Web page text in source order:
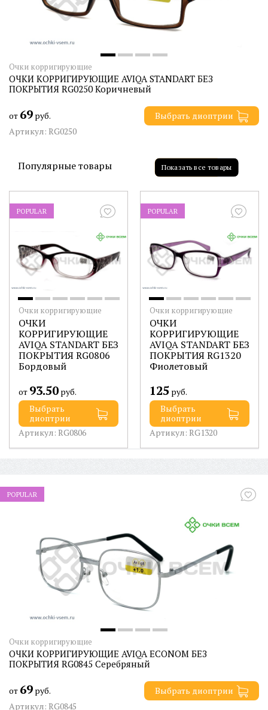
Очки корригирующие
ОЧКИ КОРРИГИРУЮЩИЕ AVIQA STANDART БЕЗ
ПОКРЫТИЯ RG0250 Коричневый
от 69 руб.
Выбрать диоптрии
Артикул: RG0250
Популярные товары Показать все товары
POPULAR
Очки корригирующие
ОЧКИ
КОРРИГИРУЮЩИЕ
AVIQA STANDART БЕЗ
ПОКРЫТИЯ RG0806
Бордовый
от 93.50 руб.
Выбрать
диоптрии
Артикул: RG0806
POPULAR
Очки корригирующие
ОЧКИ
КОРРИГИРУЮЩИЕ
AVIQA STANDART БЕЗ
ПОКРЫТИЯ RG1320
Фиолетовый
125 руб.
Выбрать
диоптрии
Артикул: RG1320
POPULAR
Очки корригирующие
ОЧКИ КОРРИГИРУЮЩИЕ AVIQA ECONOM БЕЗ
ПОКРЫТИЯ RG0845 Серебряный
от 69 руб.
Выбрать диоптрии
Артикул: RG0845